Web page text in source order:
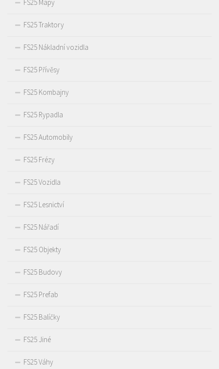
FS25 Mapy
FS25 Traktory
FS25 Nákladní vozidla
FS25 Přívěsy
FS25 Kombajny
FS25 Rypadla
FS25 Automobily
FS25 Frézy
FS25 Vozidla
FS25 Lesnictví
FS25 Nářadí
FS25 Objekty
FS25 Budovy
FS25 Prefab
FS25 Balíčky
FS25 Jiné
FS25 Váhy